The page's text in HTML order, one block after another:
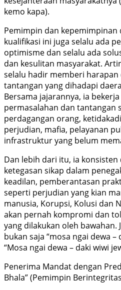
kemo kapa).
Pemimpin dan kepemimpinan
kualifikasi ini juga selalu ada
optimisme dan selalu ada
dan kesulitan masyarakat.
selalu hadir memberi
tantangan yang dihadapi
Bersama jajarannya, ia
permasalahan dan tantangan
perdagangan orang,
perjudian, mafia, pelayanan
infrastruktur yang belum
Dan lebih dari itu, ia
ketegasan sikap dalam
keadilan, pemberantasan
seperti perjudian yang kian
manusia, Korupsi, Kolusi dan
akan pernah kompromi dan
yang dilakukan oleh bawahan.
bukan saja “mosa ngai dewa
“Mosa ngai dewa – daki wiwi
Penerima Mandat dengan
Bhala” (Pemimpin